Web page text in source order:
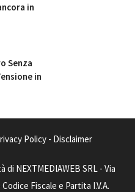
in
Senza
in
Policy - Disclaimer
NEXTMEDIAWEB SRL - Via
Fiscale e Partita I.V.A.